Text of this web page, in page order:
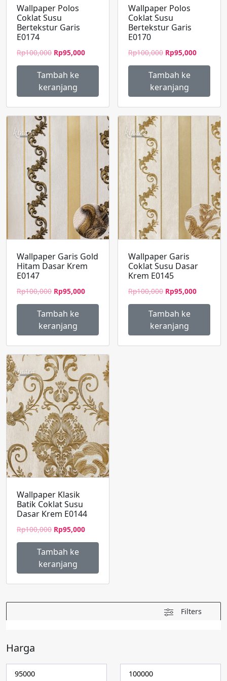
Wallpaper Polos
Coklat Susu
Bertekstur Garis
E0174
Rp100,000 Harga
adalah:
Rp100,000.
Rp95,000Harga
Tambah ke
keranjang
Wallpaper Polos
Coklat Susu
Bertekstur Garis
E0170
Rp100,000 Harga
adalah:
Rp100,000.
Rp95,000Harga
Tambah ke
keranjang
Wallpaper Garis Gold
Hitam Dasar Krem
E0147
Rp100,000 Harga
adalah:
Rp100,000.
Rp95,000Harga
Tambah ke
keranjang
Wallpaper Garis
Coklat Susu Dasar
Krem E0145
Rp100,000 Harga
adalah:
Rp100,000.
Rp95,000Harga
Tambah ke
keranjang
Wallpaper Klasik
Batik Coklat Susu
Dasar Krem E0144
Rp100,000 Harga
adalah:
Rp100,000.
Rp95,000Harga
Tambah ke
keranjang
Filters
Harga